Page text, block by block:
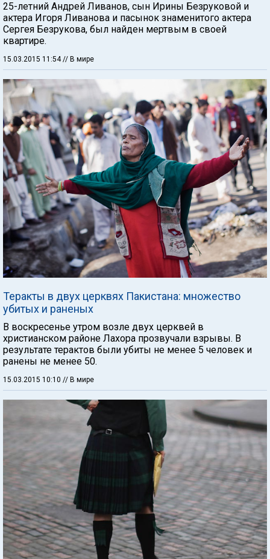
25-летний Андрей Ливанов, сын Ирины Безруковой и
актера Игоря Ливанова и пасынок знаменитого актера
Сергея Безрукова, был найден мертвым в своей
квартире.
15.03.2015 11:54// В мире
Теракты в двух церквях Пакистана: множество
убитых и раненых
В воскресенье утром возле двух церквей в
христианском районе Лахора прозвучали взрывы. В
результате терактов были убиты не менее 5 человек и
ранены не менее 50.
15.03.2015 10:10 // В мире